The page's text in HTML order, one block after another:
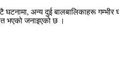
अन्य दुई बालबालिकाहरू
भएको जनाइएको छ ।